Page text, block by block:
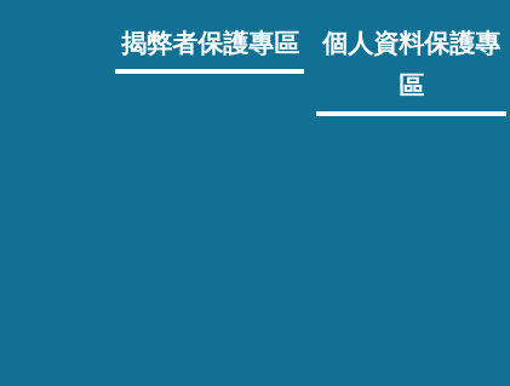
揭弊者保護專區
個人資料保護專
區